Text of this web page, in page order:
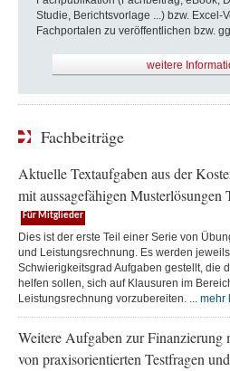
Studie, Berichtsvorlage ...) bzw. Excel-
Fachportalen zu veröffentlichen bzw.
weitere
Fachbeiträge
Aktuelle Textaufgaben aus der
mit aussagefähigen Musterlösungen
Für Mitglieder
Dies ist der erste Teil einer Serie von
und Leistungsrechnung. Es werden
Schwierigkeitsgrad Aufgaben gestellt, die
helfen sollen, sich auf Klausuren im
Leistungsrechnung vorzubereiten. ... mehr
Weitere Aufgaben zur
von praxisorientierten Testfragen